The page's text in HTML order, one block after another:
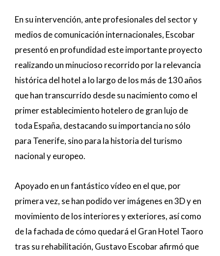
En su intervención, ante profesionales del sector y
medios de comunicación internacionales, Escobar
presentó en profundidad este importante proyecto
realizando un minucioso recorrido por la relevancia
histórica del hotel a lo largo de los más de 130 años
que han transcurrido desde su nacimiento como el
primer establecimiento hotelero de gran lujo de
toda España, destacando su importancia no sólo
para Tenerife, sino para la historia del turismo
nacional y europeo.
Apoyado en un fantástico vídeo en el que, por
primera vez, se han podido ver imágenes en 3D y en
movimiento de los interiores y exteriores, así como
de la fachada de cómo quedará el Gran Hotel Taoro
tras su rehabilitación, Gustavo Escobar afirmó que